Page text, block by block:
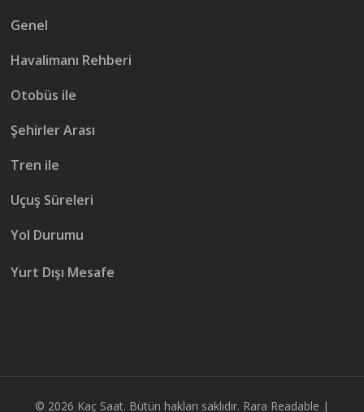
Genel
Havalimanı Rehberi
Otobüs ile
Şehirler Arası
Tren ile
Uçuş Süreleri
Yol Durumu
Yurt Dışı Mesafe
© 2026 Kaç Saat. Bütün hakları saklıdır. Rara Readable |